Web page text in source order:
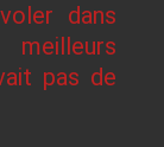
dans
meilleurs
pas de